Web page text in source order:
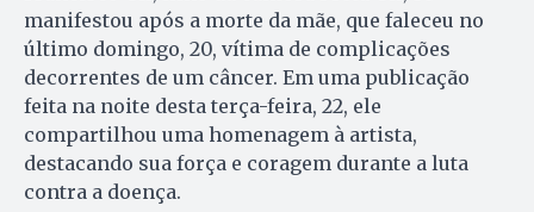
manifestou após a morte da mãe, que faleceu no
último domingo, 20, vítima de complicações
decorrentes de um câncer. Em uma publicação
feita na noite desta terça-feira, 22, ele
compartilhou uma homenagem à artista,
destacando sua força e coragem durante a luta
contra a doença.